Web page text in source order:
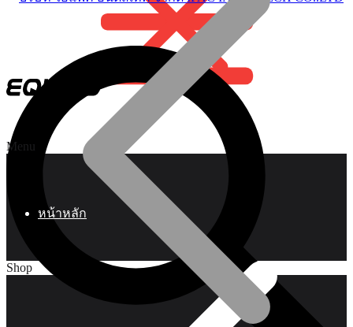
Menu
หน้าหลัก
Shop